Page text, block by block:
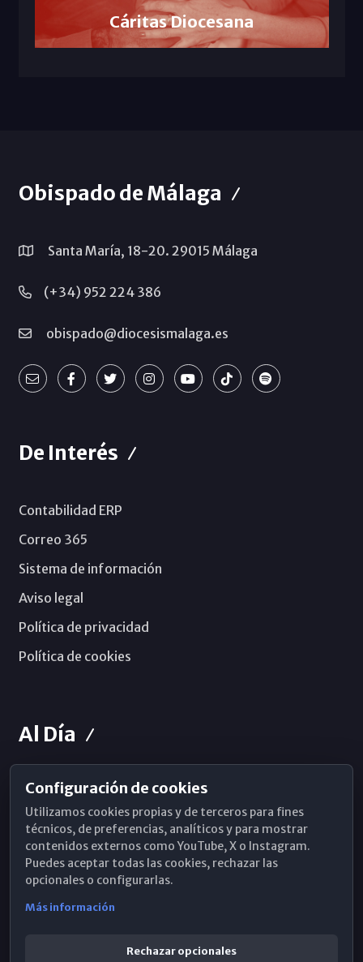
Cáritas Diocesana
Obispado de Málaga
Santa María, 18-20. 29015 Málaga
(+34) 952 224 386
obispado@diocesismalaga.es
De Interés
Contabilidad ERP
Correo 365
Sistema de información
Aviso legal
Política de privacidad
Política de cookies
Al Día
Horarios de Misa
Hemeroteca
WhatsApp
Configuración de cookies
Utilizamos cookies propias y de terceros para fines
técnicos, de preferencias, analíticos y para mostrar
contenidos externos como YouTube, X o Instagram.
Puedes aceptar todas las cookies, rechazar las
opcionales o configurarlas.
Más información
Rechazar opcionales